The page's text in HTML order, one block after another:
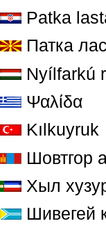
Patka
Патка
Nyílfarkú
Ψαλίδα
Kılkuyruk
Шовтгор
Хыл
Шивегей